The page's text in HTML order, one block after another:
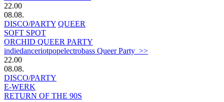
22.00
08.08.
DISCO/PARTY QUEER
SOFT SPOT
ORCHID QUEER PARTY
indiedanceriotpopelectrobass Queer Party >>
22.00
08.08.
DISCO/PARTY
E-WERK
RETURN OF THE 90S